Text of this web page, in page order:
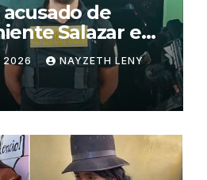
de
Salazar en
2026 NAYZETH LENY